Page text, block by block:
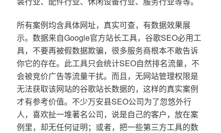
所有案例均含具体网址，真实可查，有数据效果展
示。数据来自Google官方站长工具，谷歌SEO必用工
具，不要再被假数据欺骗，很多服务商根本不敢告诉
你它的存在。此工具只会统计SEO自然排名流量，不
会被竞价广告等流量干扰。而且，无网站管理权限是
无法获取该网站的谷歌站长数据的，这样的真实案例
才有参考价值。不少万安县SEO公司为了忽悠外行
人，喜欢扯一堆著名公司，说是自己的客户，放在案
例里，却无任何证明；或者，把一些第三方工具的数